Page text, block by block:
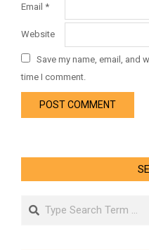
Email *
Website
Save my name, email, and
time I comment.
Search